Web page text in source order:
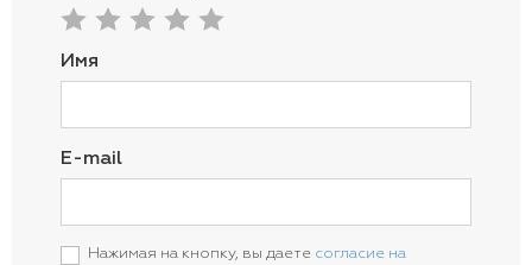
Имя
E-mail
Нажимая на кнопку, вы даете согласие на